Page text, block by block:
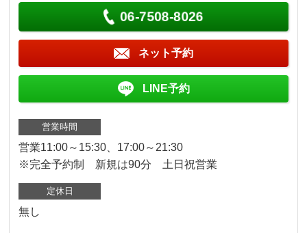
06-7508-8026
ネット予約
LINE予約
営業時間
営業11:00～15:30、17:00～21:30
※完全予約制 新規は90分 土日祝営業
定休日
無し